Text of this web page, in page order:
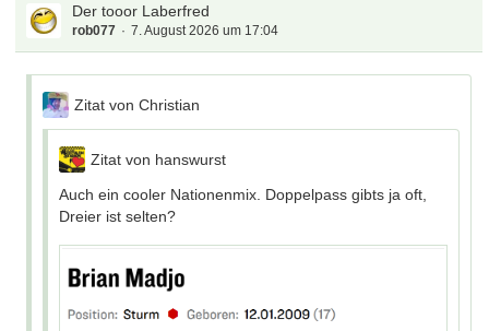
Der tooor Laberfred
rob077 7. August 2026 um 17:04
Zitat von Christian
Zitat von hanswurst
Auch ein cooler Nationenmix. Doppelpass gibts ja oft,
Dreier ist selten?